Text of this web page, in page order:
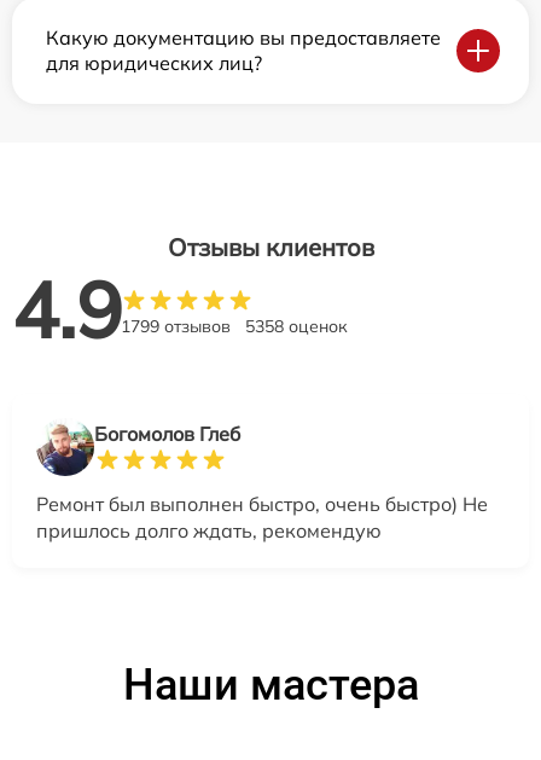
Какую документацию вы предоставляете
для юридических лиц?
Отзывы клиентов
4.91799 отзывов 5358 оценок
Богомолов Глеб
Ремонт был выполнен быстро, очень быстро) Не
пришлось долго ждать, рекомендую
Наши мастера